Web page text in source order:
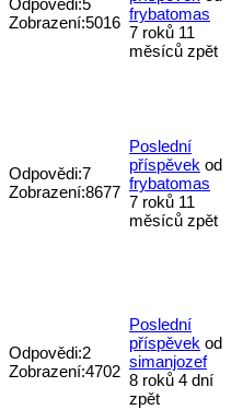
Zobrazení:5016 frybatomas
7 roků 11
měsíců zpět
Odpovědi:7
Zobrazení:8677
Poslední
příspěvek od
frybatomas
7 roků 11
měsíců zpět
Odpovědi:2
Zobrazení:4702
Poslední
příspěvek od
simanjozef
8 roků 4 dní
zpět